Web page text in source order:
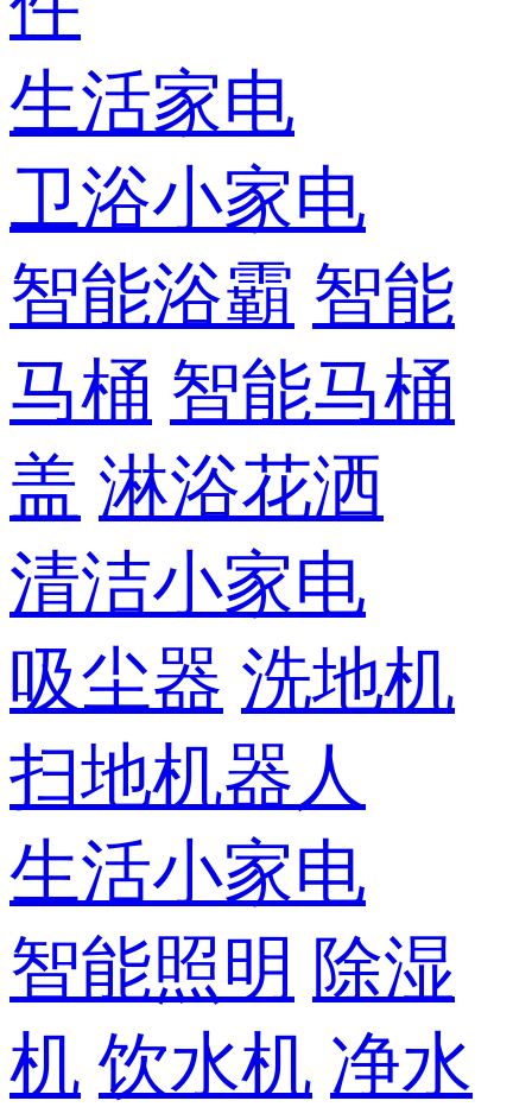
生活家电
卫浴小家电
智能浴霸 智能
马桶 智能马桶
盖 淋浴花洒
清洁小家电
吸尘器 洗地机
扫地机器人
生活小家电
智能照明 除湿
机 饮水机 净水